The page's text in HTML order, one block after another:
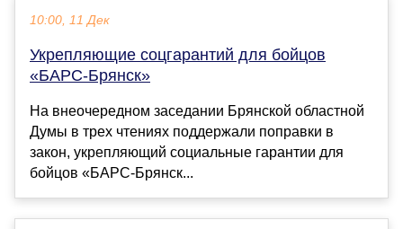
10:00, 11 Дек
Укрепляющие соцгарантий для бойцов
«БАРС-Брянск»
На внеочередном заседании Брянской областной
Думы в трех чтениях поддержали поправки в
закон, укрепляющий социальные гарантии для
бойцов «БАРС-Брянск...